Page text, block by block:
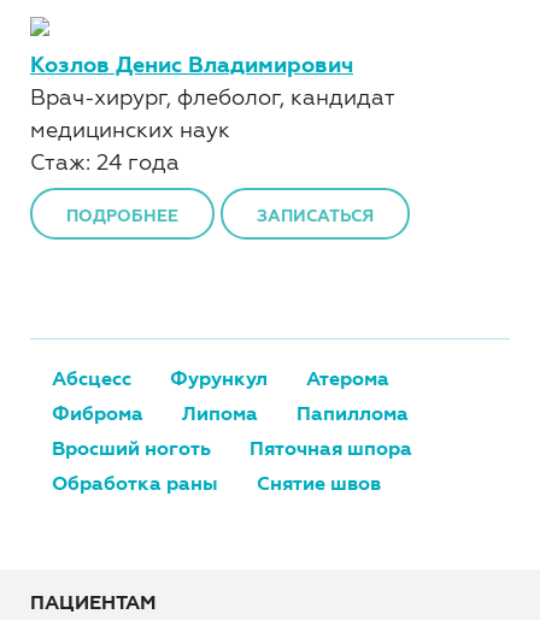
Козлов Денис Владимирович
Врач-хирург, флеболог, кандидат
медицинских наук
Стаж: 24 года
ПОДРОБНЕЕ ЗАПИСАТЬСЯ
Абсцесс Фурункул
Атерома
Фиброма
Липома
Папиллома
Вросший ноготь
Пяточная шпора
Обработка раны
Снятие швов
ПАЦИЕНТАМ